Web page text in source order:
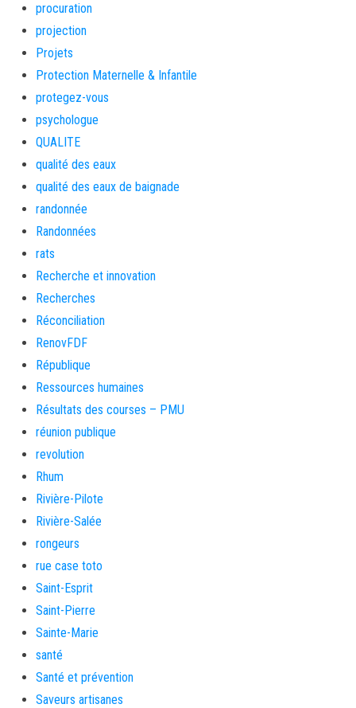
procuration
projection
Projets
Protection Maternelle & Infantile
protegez-vous
psychologue
QUALITE
qualité des eaux
qualité des eaux de baignade
randonnée
Randonnées
rats
Recherche et innovation
Recherches
Réconciliation
RenovFDF
République
Ressources humaines
Résultats des courses – PMU
réunion publique
revolution
Rhum
Rivière-Pilote
Rivière-Salée
rongeurs
rue case toto
Saint-Esprit
Saint-Pierre
Sainte-Marie
santé
Santé et prévention
Saveurs artisanes